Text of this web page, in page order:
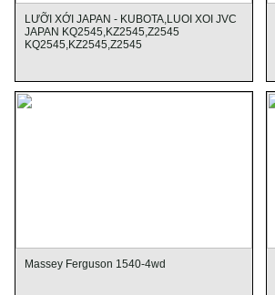
LƯỠI XỚI JAPAN - KUBOTA,LUOI XOI JVC
JAPAN KQ2545,KZ2545,Z2545
KQ2545,KZ2545,Z2545
Massey Ferguson 1540-4wd